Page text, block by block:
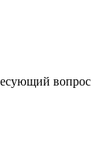
вопрос